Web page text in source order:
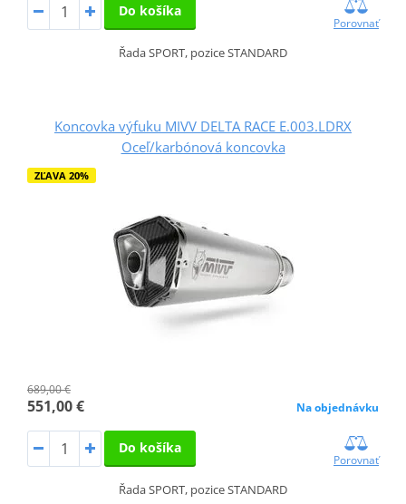
Do košíka
Porovnať
Řada SPORT, pozice STANDARD
Koncovka výfuku MIVV DELTA RACE E.003.LDRX
Oceľ/karbónová koncovka
ZĽAVA 20%
689,00 €
551,00 € Na objednávku
Do košíka
Porovnať
Řada SPORT, pozice STANDARD